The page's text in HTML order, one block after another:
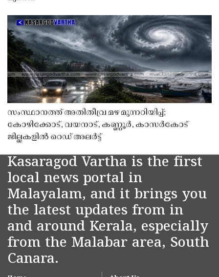
സംസ്ഥാനത്ത് അതിതീവ്ര മഴ മുന്നറിയിപ്പ്;
കോഴിക്കോട്, വയനാട്, കണ്ണൂർ, കാസർകോട്
ജില്ലകളിൽ റെഡ് അലർട്ട്
Kasaragod Vartha is the first
local news portal in
Malayalam, and it brings you
the latest updates from in
and around Kerala, especially
from the Malabar area, South
Canara.